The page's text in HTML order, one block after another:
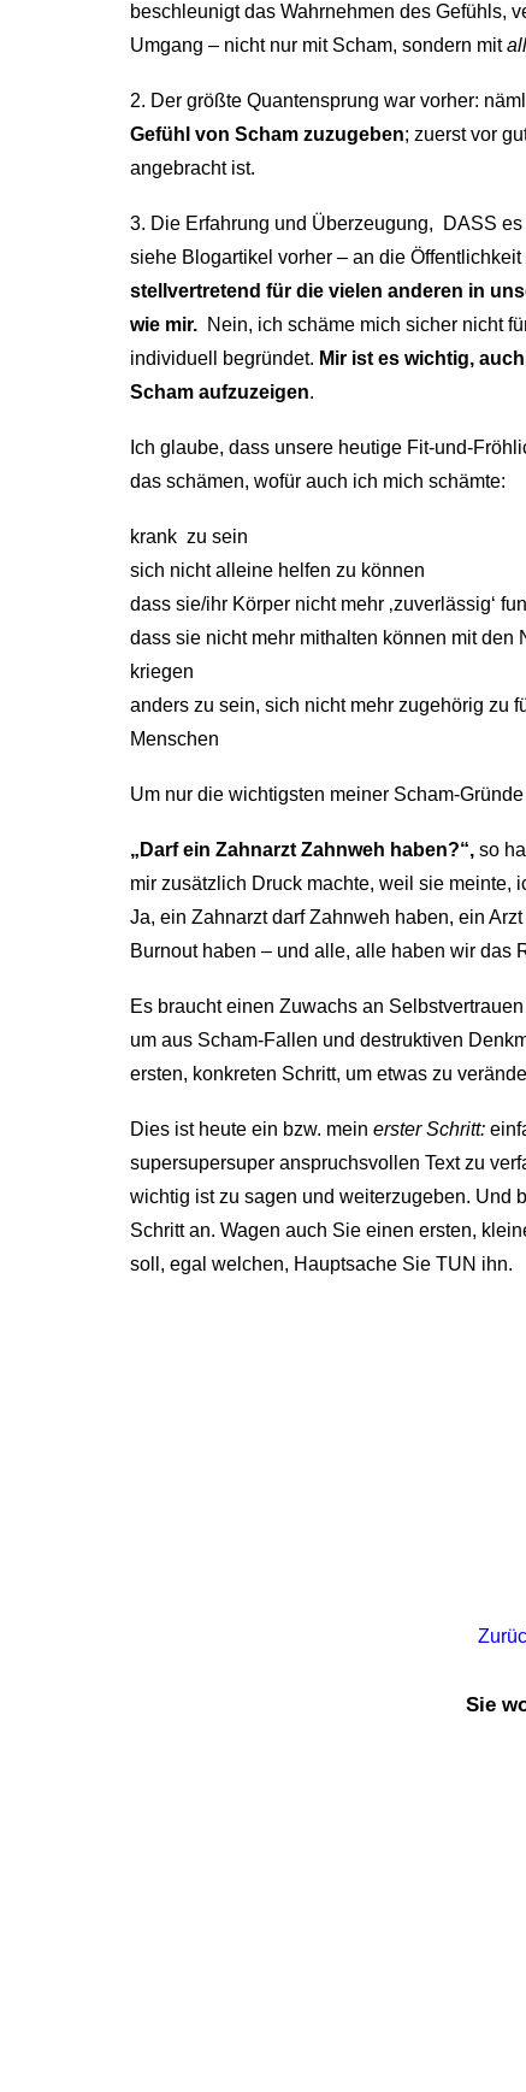
beschleunigt das Wahrnehmen des Gefühls,
Umgang – nicht nur mit Scham, sondern mit
2. Der größte Quantensprung war vorher:
Gefühl von Scham zuzugeben; zuerst vor
angebracht ist.
3. Die Erfahrung und Überzeugung, DASS es
siehe Blogartikel vorher – an die
stellvertretend für die vielen anderen in
wie mir. Nein, ich schäme mich sicher nicht
individuell begründet. Mir ist es wichtig,
Scham aufzuzeigen.
Ich glaube, dass unsere heutige Fit-und-
das schämen, wofür auch ich mich schämte:
krank zu sein
sich nicht alleine helfen zu können
dass sie/ihr Körper nicht mehr ‚zuverlässig‘
dass sie nicht mehr mithalten können mit
kriegen
anders zu sein, sich nicht mehr zugehörig zu
Menschen
Um nur die wichtigsten meiner Scham-
„Darf ein Zahnarzt Zahnweh haben?“, so
mir zusätzlich Druck machte, weil sie meinte,
Ja, ein Zahnarzt darf Zahnweh haben, ein
Burnout haben – und alle, alle haben wir das
Es braucht einen Zuwachs an
um aus Scham-Fallen und destruktiven
ersten, konkreten Schritt, um etwas zu
Dies ist heute ein bzw. mein erster Schritt:
supersupersuper anspruchsvollen Text zu
wichtig ist zu sagen und weiterzugeben. Und
Schritt an. Wagen auch Sie einen ersten,
soll, egal welchen, Hauptsache Sie TUN ihn.
Sie